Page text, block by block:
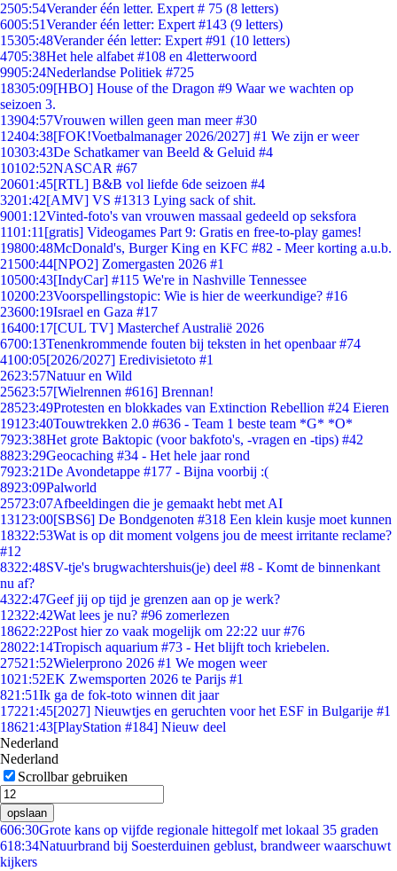
2505:54Verander één letter. Expert # 75 (8 letters)
6005:51Verander één letter: Expert #143 (9 letters)
15305:48Verander één letter: Expert #91 (10 letters)
4705:38Het hele alfabet #108 en 4letterwoord
9905:24Nederlandse Politiek #725
18305:09[HBO] House of the Dragon #9 Waar we wachten op
seizoen 3.
13904:57Vrouwen willen geen man meer #30
12404:38[FOK!Voetbalmanager 2026/2027] #1 We zijn er weer
10303:43De Schatkamer van Beeld & Geluid #4
10102:52NASCAR #67
20601:45[RTL] B&B vol liefde 6de seizoen #4
3201:42[AMV] VS #1313 Lying sack of shit.
9001:12Vinted-foto's van vrouwen massaal gedeeld op seksfora
1101:11 [gratis] Videogames Part 9: Gratis en free-to-play games!
19800:48McDonald's, Burger King en KFC #82 - Meer korting a.u.b.
21500:44[NPO2] Zomergasten 2026 #1
10500:43[IndyCar] #115 We're in Nashville Tennessee
10200:23Voorspellingstopic: Wie is hier de weerkundige? #16
23600:19Israel en Gaza #17
16400:17[CUL TV] Masterchef Australië 2026
6700:13Tenenkrommende fouten bij teksten in het openbaar #74
4100:05[2026/2027] Eredivisietoto #1
2623:57Natuur en Wild
25623:57[Wielrennen #616] Brennan!
28523:49Protesten en blokkades van Extinction Rebellion #24 Eieren
191 23:40Touwtrekken 2.0 #636 - Team 1 beste team *G* *O*
7923:38Het grote Baktopic (voor bakfoto's, -vragen en -tips) #42
8823:29Geocaching #34 - Het hele jaar rond
7923:21De Avondetappe #177 - Bijna voorbij :(
8923:09Palworld
25723:07Afbeeldingen die je gemaakt hebt met AI
131 23:00[SBS6] De Bondgenoten #318 Een klein kusje moet kunnen
18322:53Wat is op dit moment volgens jou de meest irritante reclame?
#12
8322:48SV-tje's brugwachtershuis(je) deel #8 - Komt de binnenkant
nu af?
4322:47Geef jij op tijd je grenzen aan op je werk?
12322:42Wat lees je nu? #96 zomerlezen
18622:22Post hier zo vaak mogelijk om 22:22 uur #76
28022:14Tropisch aquarium #73 - Het blijft toch kriebelen.
27521:52Wielerprono 2026 #1 We mogen weer
1021:52EK Zwemsporten 2026 te Parijs #1
821:51Ik ga de fok-toto winnen dit jaar
17221:45[2027] Nieuwtjes en geruchten voor het ESF in Bulgarije #1
18621:43[PlayStation #184] Nieuw deel
Nederland
Nederland
Scrollbar gebruiken
opslaan
606:30Grote kans op vijfde regionale hittegolf met lokaal 35 graden
618:34Natuurbrand bij Soesterduinen geblust, brandweer waarschuwt
kijkers